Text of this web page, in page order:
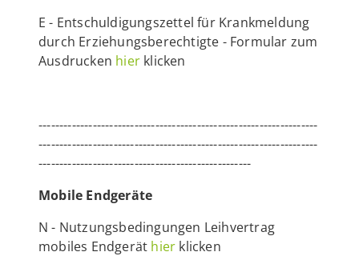
E - Entschuldigungszettel für Krankmeldung
durch Erziehungsberechtigte - Formular zum
Ausdrucken hier klicken
-------------------------------------------------------------------
-------------------------------------------------------------------
---------------------------------------------------
Mobile Endgeräte
N - Nutzungsbedingungen Leihvertrag
mobiles Endgerät hier klicken